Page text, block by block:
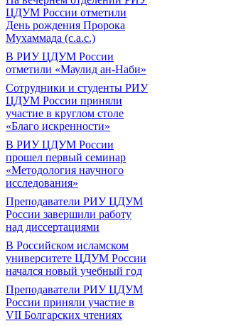
ЦДУМ России отметили
День рождения Пророка
Мухаммада (с.а.с.)
В РИУ ЦДУМ России
отметили «Маулид ан-Наби»
Сотрудники и студенты РИУ
ЦДУМ России приняли
участие в круглом столе
«Благо искренности»
В РИУ ЦДУМ России
прошел первый семинар
«Методология научного
исследования»
Преподаватели РИУ ЦДУМ
России завершили работу
над диссертациями
В Российском исламском
университете ЦДУМ России
начался новый учебный год
Преподаватели РИУ ЦДУМ
России приняли участие в
VII Болгарских чтениях